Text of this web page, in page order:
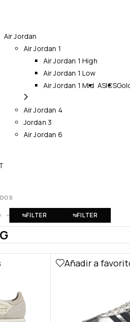
Air Jordan
Air Jordan 1
Air Jordan 1 High
Air Jordan 1 Low
Air Jordan 1 Mid
Air Jordan 4
Jordan 3
Air Jordan 6
ASICS
FILTER FILTER
Añadir a